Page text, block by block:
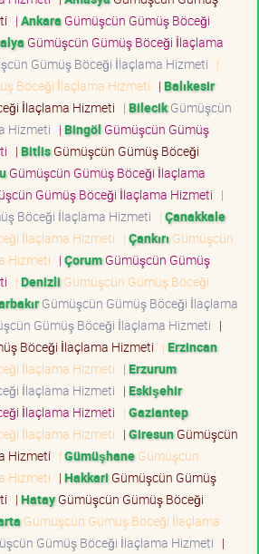
| Ankara Gümüşcün Gümüş Böceği
Gümüşcün Gümüş Böceği İlaçlama
Gümüş Böceği İlaçlama Hizmeti |
Böceği İlaçlama Hizmeti | Balıkesir
İlaçlama Hizmeti | BilecikGümüşcün
Hizmeti | Bingöl Gümüşcün Gümüş
| BitlisGümüşcün Gümüş Böceği
Gümüşcün Gümüş Böceği İlaçlama
Gümüş Böceği İlaçlama Hizmeti |
Böceği İlaçlama Hizmeti | Çanakkale
İlaçlama Hizmeti | Çankırı Gümüşcün
Hizmeti | ÇorumGümüşcün Gümüş
| Denizli Gümüşcün Gümüş Böceği
Gümüşcün Gümüş Böceği İlaçlama
Gümüş Böceği İlaçlama Hizmeti |
Böceği İlaçlama Hizmeti | Erzincan
İlaçlama Hizmeti | Erzurum
İlaçlama Hizmeti | Eskişehir
İlaçlama Hizmeti | Gaziantep
İlaçlama Hizmeti | GiresunGümüşcün
Hizmeti | GümüşhaneGümüşcün
Hizmeti | Hakkari Gümüşcün Gümüş
| HatayGümüşcün Gümüş Böceği
Gümüşcün Gümüş Böceği İlaçlama
Gümüş Böceği İlaçlama Hizmeti |